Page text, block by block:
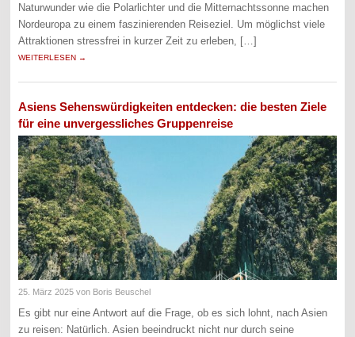
Naturwunder wie die Polarlichter und die Mitternachtssonne machen
Nordeuropa zu einem faszinierenden Reiseziel. Um möglichst viele
Attraktionen stressfrei in kurzer Zeit zu erleben, […]
WEITERLESEN →
Asiens Sehenswürdigkeiten entdecken: die besten Ziele
für eine unvergessliches Gruppenreise
25. März 2025 von Boris Beuschel
Es gibt nur eine Antwort auf die Frage, ob es sich lohnt, nach Asien
zu reisen: Natürlich. Asien beeindruckt nicht nur durch seine